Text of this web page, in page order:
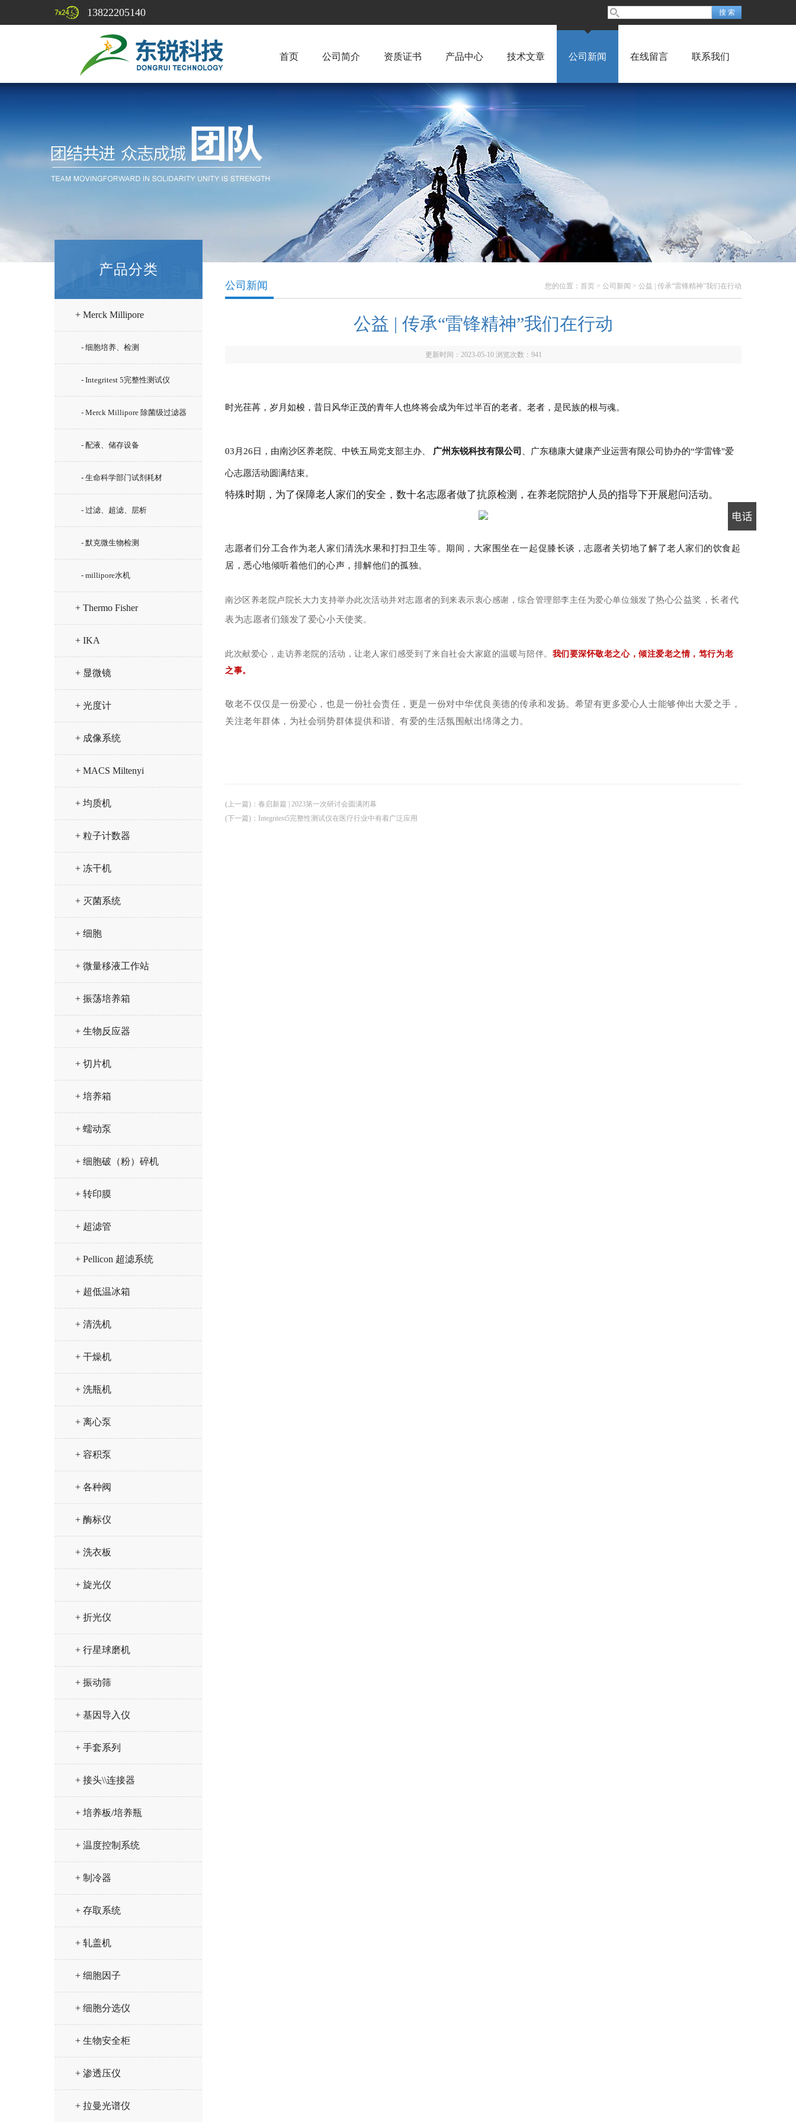
13822205140
首页 公司简介 资质证书 产品中心 技术文章 公司新闻 在线留言 联系我们
产品分类
+ Merck Millipore
- 细胞培养、检测
- Integritest 5完整性测试仪
- Merck Millipore 除菌级过滤器
- 配液、储存设备
- 生命科学部门试剂耗材
- 过滤、超滤、层析
- 默克微生物检测
- millipore水机
+ Thermo Fisher
+ IKA
+ 显微镜
+ 光度计
+ 成像系统
+ MACS Miltenyi
+ 均质机
+ 粒子计数器
+ 冻干机
+ 灭菌系统
+ 细胞
+ 微量移液工作站
+ 振荡培养箱
+ 生物反应器
+ 切片机
+ 培养箱
+ 蠕动泵
+ 细胞破（粉）碎机
+ 转印膜
+ 超滤管
+ Pellicon 超滤系统
+ 超低温冰箱
+ 清洗机
+ 干燥机
+ 洗瓶机
+ 离心泵
+ 容积泵
+ 各种阀
+ 酶标仪
+ 洗衣板
+ 旋光仪
+ 折光仪
+ 行星球磨机
+ 振动筛
+ 基因导入仪
+ 手套系列
+ 接头\\连接器
+ 培养板/培养瓶
+ 温度控制系统
+ 制冷器
+ 存取系统
+ 轧盖机
+ 细胞因子
+ 细胞分选仪
+ 生物安全柜
+ 渗透压仪
+ 拉曼光谱仪
您的位置： 首页 > 公司新闻 > 公益 | 传承“雷锋精神”我们在行动
公司新闻
公益 | 传承“雷锋精神”我们在行动
更新时间：2023-05-10 浏览次数： 941
时光荏苒，岁月如梭，昔日风华正茂的青年人也终将会成为年过半百的老者。 老者，是民族的根与魂。
03月26日，由南沙区养老院、中铁五局党支部主办、 广州东锐科技有限公司 、广东穗康大健康产业运营有限公司协办的“学雷锋"爱
心志愿活动圆满结束。
特殊时期，为了保障老人家们的安全，数十名志愿者做了抗原检测，在养老院陪护人员的指导下开展慰问活动。
志愿者们分工合作为老人家们清洗水果和打扫卫生等。期间，大家围坐在一起促膝长谈，志愿者关切地了解了老人家们的饮食起
居，悉心地倾听着他们的心声，排解他们的孤独。
南沙区养老院卢院长大力支持举办此次活动并对志愿者的到来表示衷心感谢，综合管理部李主任为爱心单位颁发了热心公益奖，长者代
表为志愿者们颁发了爱心小天使奖。
此次献爱心，走访养老院的活动，让老人家们感受到了来自社会大家庭的温暖与陪伴。 我们要深怀敬老之心，倾注爱老之情，笃行为老
之事。
敬老不仅仅是一份爱心，也是一份社会责任，更是一份对中华优良美德的传承和发扬。希望有更多爱心人士能够伸出大爱之手，
关注老年群体，为社会弱势群体提供和谐、有爱的生活氛围献出绵薄之力。
(上一篇) ： 春启新篇 | 2023第一次研讨会圆满闭幕
(下一篇) ： Integritest5完整性测试仪在医疗行业中有着广泛应用